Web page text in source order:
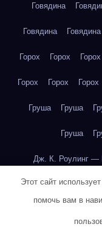
Говядина
Говядина Говядина
Горох Горох Горох
Горох Горох Горох
Груша Груша
Груша
Дж. К. Роулинг —
Дж. К. Роулинг —
Дж. К. Роулинг —
Дж. К. Роулинг —
Этот сайт
помочь вам в